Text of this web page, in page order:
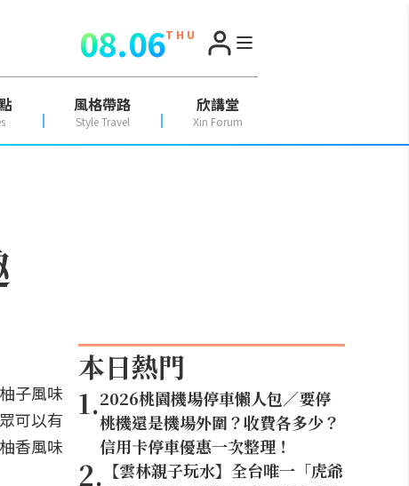
08.06T H U
風格帶路
Style Travel
欣講堂
Xin Forum
子風味
可以有
香風味
本日熱門
1.2026桃園機場停車懶人包／要停
桃機還是機場外圍？收費各多少？
信用卡停車優惠一次整理！
2. 【雲林親子玩水】全台唯一「虎爺